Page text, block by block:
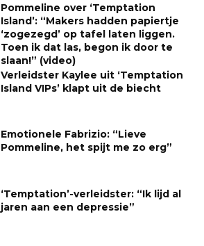
Pommeline over ‘Temptation
Island’: “Makers hadden papiertje
‘zogezegd’ op tafel laten liggen.
Toen ik dat las, begon ik door te
slaan!” (video)
Verleidster Kaylee uit ‘Temptation
Island VIPs’ klapt uit de biecht
Emotionele Fabrizio: “Lieve
Pommeline, het spijt me zo erg”
‘Temptation’-verleidster: “Ik lijd al
jaren aan een depressie”